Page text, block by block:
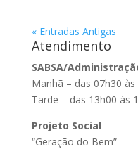
« Entradas Antigas
Atendimento
SABSA/
Manhã – das 07h30 às
Tarde – das 13h00 às
Projeto Social
“Geração do Bem”